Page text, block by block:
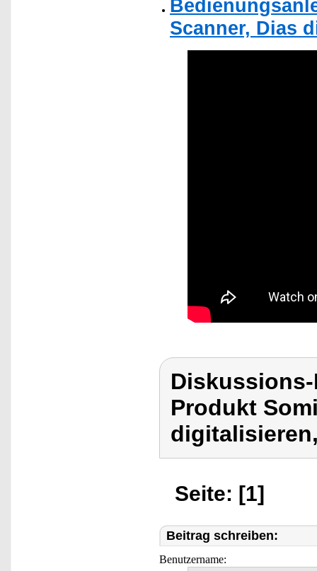
Scanner, Dias
Produkt
Seite: [1]
Beitrag schreiben:
Benutzername: